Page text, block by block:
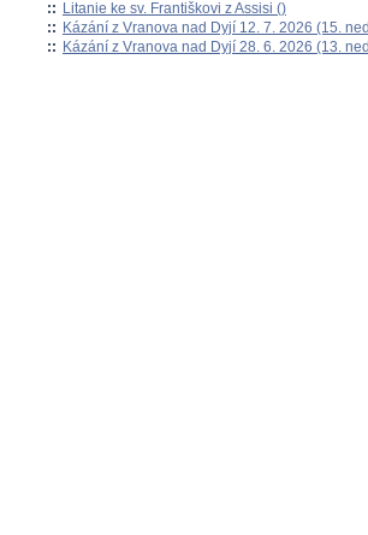
:: Litanie ke sv. Františkovi z Assisi ()
:: Kázání z Vranova nad Dyjí 12. 7. 2026 (15.
:: Kázání z Vranova nad Dyjí 28. 6. 2026 (13.